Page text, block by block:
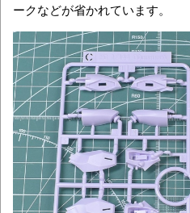
ークなどが省かれています。